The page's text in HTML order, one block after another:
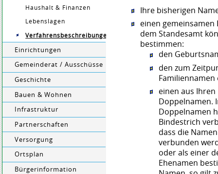
Haushalt & Finanzen
Lebenslagen
Verfahrensbeschreibungen
Einrichtungen
Gemeinderat / Ausschüsse
Geschichte
Bauen & Wohnen
Infrastruktur
Partnerschaften
Versorgung
Ortsplan
Bürgerinformation
Ihre bisherigen
einen
dem Standesamt
bestimmen:
den
den zum
einen aus
Doppelnamen.
Doppelnamen
Bindestrich
dass die
verbunden
oder als einer
Ehenamen